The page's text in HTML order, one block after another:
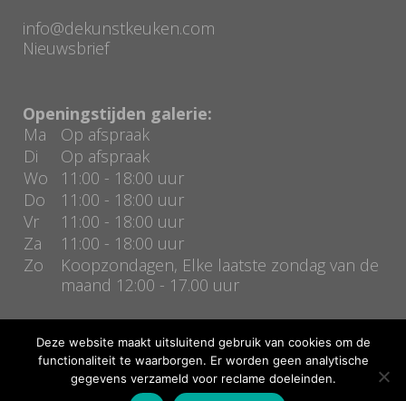
info@dekunstkeuken.com
Nieuwsbrief
Openingstijden galerie:
Ma
Op afspraak
Di
Op afspraak
Wo
11:00 - 18:00 uur
Do
11:00 - 18:00 uur
Vr
11:00 - 18:00 uur
Za
11:00 - 18:00 uur
Zo
Koopzondagen, Elke laatste zondag van de
maand 12:00 - 17.00 uur
Deze website maakt uitsluitend gebruik van cookies om de
functionaliteit te waarborgen. Er worden geen analytische
gegevens verzameld voor reclame doeleinden.